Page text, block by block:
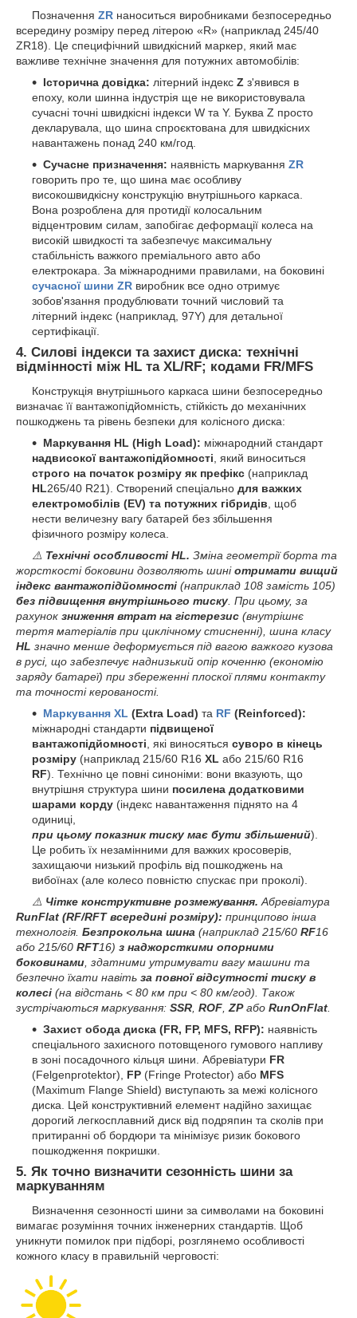
Позначення ZR наноситься виробниками безпосередньо
всередину розміру перед літерою «R» (наприклад 245/40
ZR18). Це специфічний швидкісний маркер, який має
важливе технічне значення для потужних автомобілів:
Історична довідка: літерний індекс Z з'явився в
епоху, коли шинна індустрія ще не використовувала
сучасні точні швидкісні індекси W та Y. Буква Z просто
декларувала, що шина спроєктована для швидкісних
навантажень понад 240 км/год.
Сучасне призначення: наявність маркування ZR
говорить про те, що шина має особливу
високошвидкісну конструкцію внутрішнього каркаса.
Вона розроблена для протидії колосальним
відцентровим силам, запобігає деформації колеса на
високій швидкості та забезпечує максимальну
стабільність важкого преміального авто або
електрокара. За міжнародними правилами, на боковині
сучасної шини ZR виробник все одно отримує
зобов'язання продублювати точний числовий та
літерний індекс (наприклад, 97Y) для детальної
сертифікації.
4. Силові індекси та захист диска: технічні
відмінності між HL та XL/RF; кодами FR/MFS
Конструкція внутрішнього каркаса шини безпосередньо
визначає її вантажопідйомність, стійкість до механічних
пошкоджень та рівень безпеки для колісного диска:
Маркування HL (High Load): міжнародний стандарт
надвисокої вантажопідйомності , який виноситься
строго на початок розміру як префікс (наприклад
HL265/40 R21). Створений спеціально для важких
електромобілів (EV) та потужних гібридів , щоб
нести величезну вагу батарей без збільшення
фізичного розміру колеса.
⚠️ Технічні особливості HL. Зміна геометрії борта та
жорсткості боковини дозволяють шиніотримати вищий
індекс вантажопідйомності (наприклад 108 замість 105)
без підвищення внутрішнього тиску . При цьому, за
рахунок зниження втрат на гістерезис (внутрішнє
тертя матеріалів при циклічному стисненні), шина класу
HL значно менше деформується під вагою важкого кузова
в русі, що забезпечує наднизький опір коченню (економію
заряду батареї) при збереженні плоскої плями контакту
та точності керованості.
Маркування XL (Extra Load) та RF (Reinforced):
міжнародні стандарти підвищеної
вантажопідйомності , які виносяться суворо в кінець
розміру (наприклад 215/60 R16 XL або 215/60 R16
RF). Технічно це повні синоніми: вони вказують, що
внутрішня структура шини посилена додатковими
шарами корду (індекс навантаження піднято на 4
одиниці,
при цьому показник тиску має бути збільшений).
Це робить їх незамінними для важких кросоверів,
захищаючи низький профіль від пошкоджень на
вибоїнах (але колесо повністю спускає при проколі).
⚠️ Чітке конструктивне розмежування. Абревіатура
RunFlat (RF/RFT всередині розміру): принципово інша
технологія. Безпрокольна шина (наприклад 215/60 RF16
або 215/60 RFT16) з наджорсткими опорними
боковинами , здатними утримувати вагу машини та
безпечно їхати навіть за повної відсутності тиску в
колесі (на відстань < 80 км при < 80 км/год). Також
зустрічаються маркування: SSR ROF ZPабо RunOnFlat
Захист обода диска (FR, FP, MFS, RFP): наявність
спеціального захисного потовщеного гумового напливу
в зоні посадочного кільця шини. Абревіатури FR
(Felgenprotektor), FP (Fringe Protector) або MFS
(Maximum Flange Shield) виступають за межі колісного
диска. Цей конструктивний елемент надійно захищає
дорогий легкосплавний диск від подряпин та сколів при
притиранні об бордюри та мінімізує ризик бокового
пошкодження покришки.
5. Як точно визначити сезонність шини за
маркуванням
Визначення сезонності шини за символами на боковині
вимагає розуміння точних інженерних стандартів. Щоб
уникнути помилок при підборі, розглянемо особливості
кожного класу в правильній черговості: